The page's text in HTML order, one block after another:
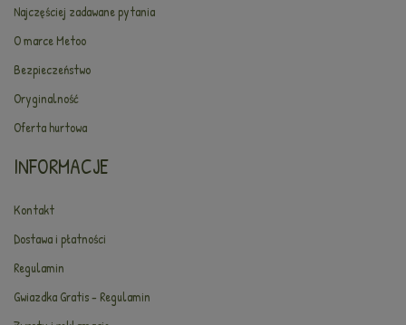
Najczęściej zadawane pytania
O marce Metoo
Bezpieczeństwo
Oryginalność
Oferta hurtowa
INFORMACJE
Kontakt
Dostawa i płatności
Regulamin
Gwiazdka Gratis - Regulamin